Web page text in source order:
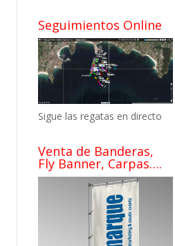
Seguimientos Online
Sigue las regatas en directo
Venta de Banderas,
Fly Banner, Carpas….